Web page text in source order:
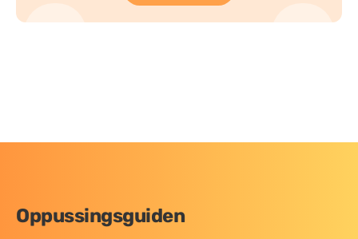
Oppussingsguiden